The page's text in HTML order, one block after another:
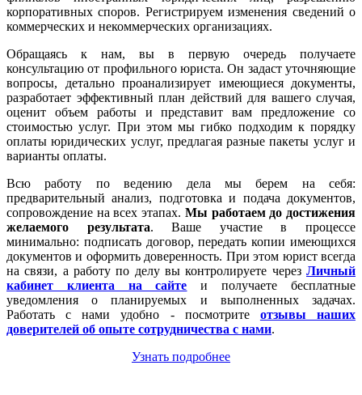
корпоративных споров. Регистрируем изменения сведений о
коммерческих и некоммерческих организациях.
Обращаясь к нам, вы в первую очередь получаете
консультацию от профильного юриста. Он задаст уточняющие
вопросы, детально проанализирует имеющиеся документы,
разработает эффективный план действий для вашего случая,
оценит объем работы и представит вам предложение со
стоимостью услуг. При этом мы гибко подходим к порядку
оплаты юридических услуг, предлагая разные пакеты услуг и
варианты оплаты.
Всю работу по ведению дела мы берем на себя:
предварительный анализ, подготовка и подача документов,
сопровождение на всех этапах. Мы работаем до достижения
желаемого результата. Ваше участие в процессе
минимально: подписать договор, передать копии имеющихся
документов и оформить доверенность. При этом юрист всегда
на связи, а работу по делу вы контролируете через Личный
кабинет клиента на сайте и получаете бесплатные
уведомления о планируемых и выполненных задачах.
Работать с нами удобно - посмотрите отзывы наших
доверителей об опыте сотрудничества с нами.
Узнать подробнее